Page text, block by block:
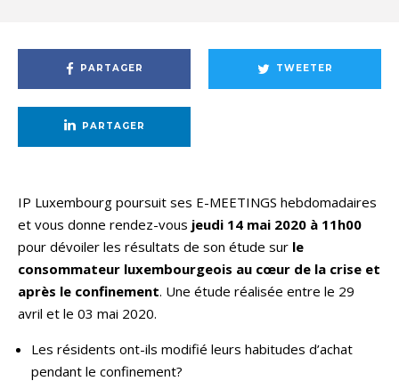
PARTAGER TWEETER
PARTAGER
IP Luxembourg poursuit ses E-MEETINGS hebdomadaires
et vous donne rendez-vous jeudi 14 mai 2020 à 11h00
pour dévoiler les résultats de son étude sur le
consommateur luxembourgeois au cœur de la crise et
après le confinement. Une étude réalisée entre le 29
avril et le 03 mai 2020.
Les résidents ont-ils modifié leurs habitudes d’achat
pendant le confinement?